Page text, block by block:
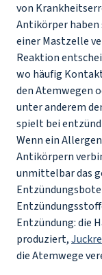
von
Antikörper
einer Mastzelle
Reaktion
wo häufig
den Atemwegen
unter anderem
spielt bei
Wenn ein
Antikörpern
unmittelbar das
Entzündung: die
produziert,
die Atemwege